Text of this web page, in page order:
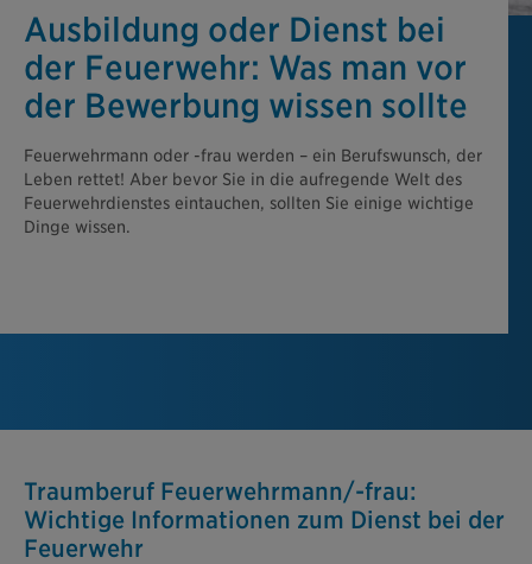
Ausbildung oder Dienst bei
der Feuerwehr: Was man vor
der Bewerbung wissen sollte
Feuerwehrmann oder -frau werden – ein Berufswunsch, der
Leben rettet! Aber bevor Sie in die aufregende Welt des
Feuerwehrdienstes eintauchen, sollten Sie einige wichtige
Dinge wissen.
Traumberuf Feuerwehrmann/-frau:
Wichtige Informationen zum Dienst bei der
Feuerwehr